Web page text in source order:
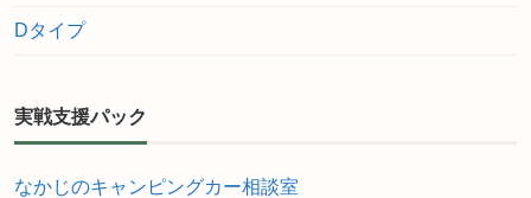
Dタイプ
実戦支援パック
なかじのキャンピングカー相談室